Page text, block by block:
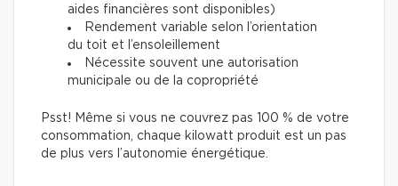
aides financières sont disponibles)
Rendement variable selon l’orientation
du toit et l’ensoleillement
Nécessite souvent une autorisation
municipale ou de la copropriété
Psst! Même si vous ne couvrez pas 100 % de votre
consommation, chaque kilowatt produit est un pas
de plus vers l’autonomie énergétique.